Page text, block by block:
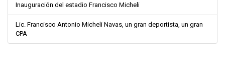
Inauguración del estadio Francisco Micheli
Lic. Francisco Antonio Micheli Navas, un gran deportista, un gran
CPA